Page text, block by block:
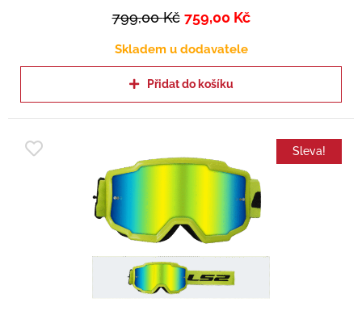
799,00Kč 759,00 Kč
Skladem u dodavatele
Přidat do košíku
Sleva!